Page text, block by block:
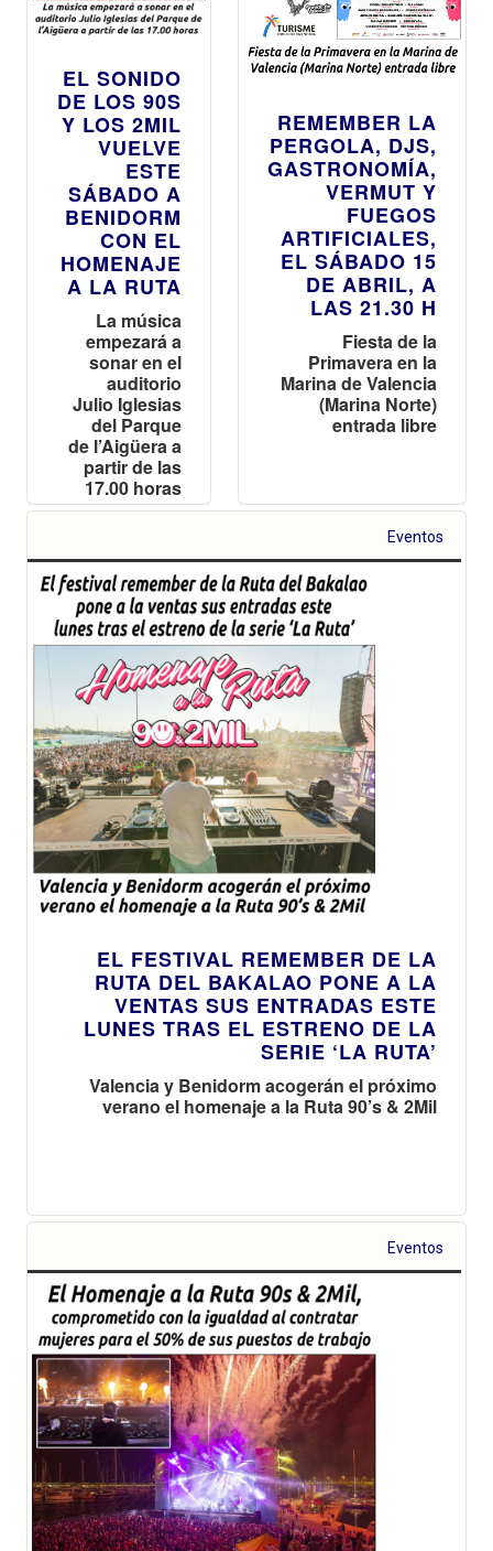
EL SONIDO
DE LOS 90S
Y LOS 2MIL
VUELVE
ESTE
SÁBADO A
BENIDORM
CON EL
HOMENAJE
A LA RUTA
La música
empezará a
sonar en el
auditorio
Julio Iglesias
del Parque
de l’Aigüera a
partir de las
17.00 horas
REMEMBER LA
PERGOLA, DJS,
GASTRONOMÍA,
VERMUT Y
FUEGOS
ARTIFICIALES,
EL SÁBADO 15
DE ABRIL, A
LAS 21.30 H
Fiesta de la
Primavera en la
Marina de Valencia
(Marina Norte)
entrada libre
Eventos
EL FESTIVAL REMEMBER DE LA
RUTA DEL BAKALAO PONE A LA
VENTAS SUS ENTRADAS ESTE
LUNES TRAS EL ESTRENO DE LA
SERIE ‘LA RUTA’
Valencia y Benidorm acogerán el próximo
verano el homenaje a la Ruta 90’s & 2Mil
Eventos